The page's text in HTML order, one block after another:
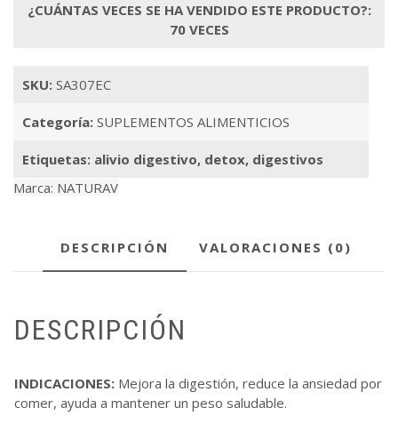
¿CUÁNTAS VECES SE HA VENDIDO ESTE PRODUCTO?:
70 VECES
SKU: SA307EC
Categoría: SUPLEMENTOS ALIMENTICIOS
Etiquetas: alivio digestivo, detox, digestivos
Marca: NATURAV
DESCRIPCIÓN VALORACIONES (0)
DESCRIPCIÓN
INDICACIONES: Mejora la digestión, reduce la ansiedad por
comer, ayuda a mantener un peso saludable.